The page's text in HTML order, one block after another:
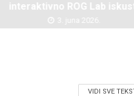
interaktivno ROG Lab
3. juna 2026.
VIDI SVE